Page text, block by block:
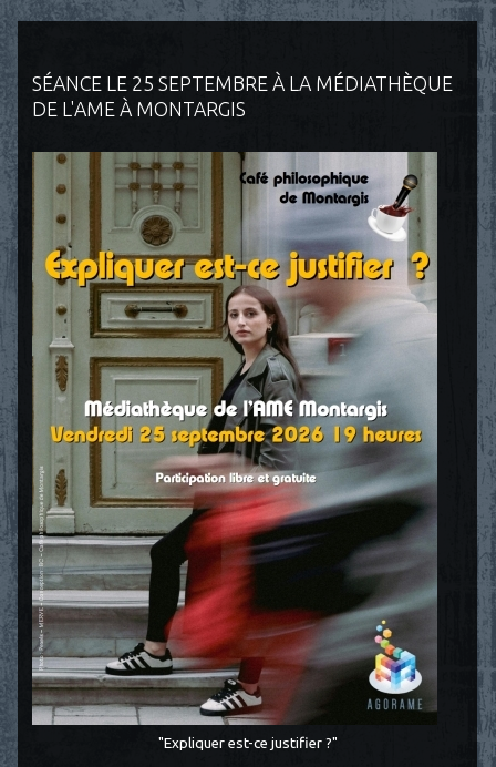
SÉANCE LE 25 SEPTEMBRE À LA MÉDIATHÈQUE
DE L'AME À MONTARGIS
"Expliquer est-ce justifier ?"